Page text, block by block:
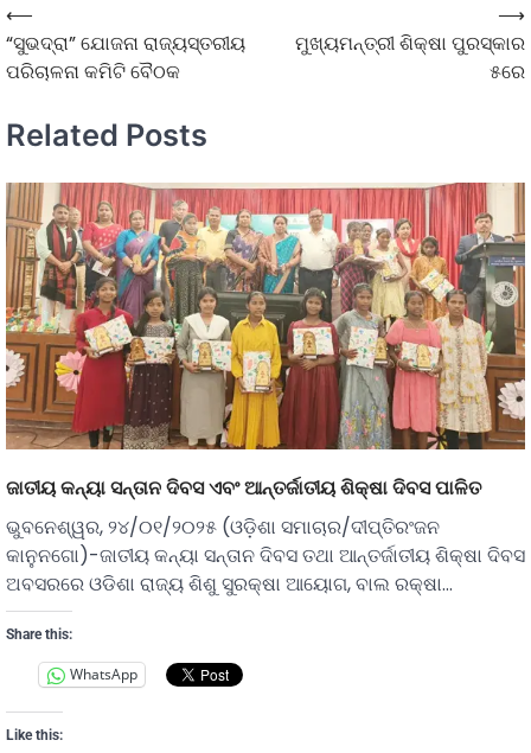
⟵
“ସୁଭଦ୍ରା” ଯୋଜନା ରାଜ୍ୟସ୍ତରୀୟ
ପରିଚାଳନା କମିଟି ବୈଠକ
ମୁଖ୍ୟମନ୍ତ୍ରୀ ଶିକ୍ଷା ପୁରସ୍କାର
୫ରେ
⟶
Related Posts
ଜାତୀୟ କନ୍ୟା ସନ୍ତାନ ଦିବସ ଏବଂ ଆନ୍ତର୍ଜାତୀୟ ଶିକ୍ଷା ଦିବସ ପାଳିତ
ଭୁବନେଶ୍ୱର, ୨୪/୦୧/୨୦୨୫ (ଓଡ଼ିଶା ସମାଚାର/ଦୀପ୍ତିରଂଜନ
କାନୁନଗୋ)-ଜାତୀୟ କନ୍ୟା ସନ୍ତାନ ଦିବସ ତଥା ଆନ୍ତର୍ଜାତୀୟ ଶିକ୍ଷା ଦିବସ
ଅବସରରେ ଓଡିଶା ରାଜ୍ୟ ଶିଶୁ ସୁରକ୍ଷା ଆୟୋଗ, ବାଲ ରକ୍ଷା…
Share this:
WhatsApp
Like this: